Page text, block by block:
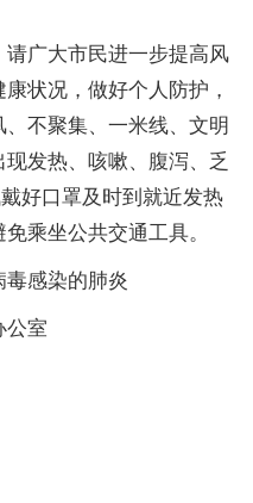
广大市民进一步提高风
状况，做好个人防护，
不聚集、一米线、文明
发热、咳嗽、腹泻、乏
好口罩及时到就近发热
乘坐公共交通工具。
毒感染的肺炎
公室